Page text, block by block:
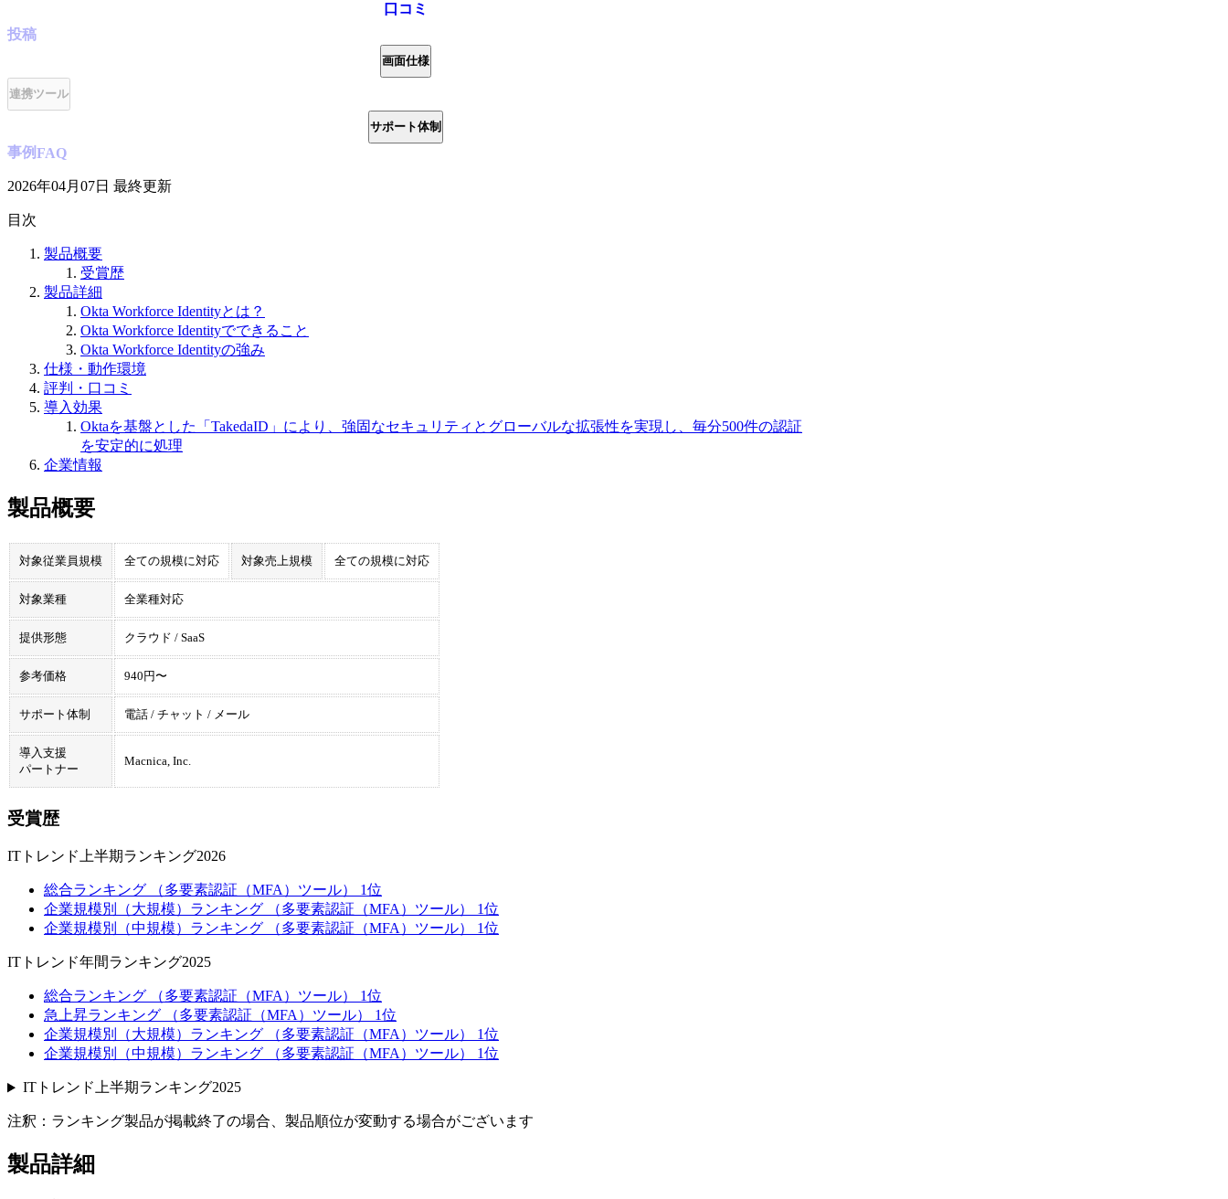
口コミ
投稿
画面仕様
連携ツール
サポート体制
事例FAQ
2026年04月07日 最終更新
目次
製品概要
受賞歴
製品詳細
Okta Workforce Identityとは？
Okta Workforce Identityでできること
Okta Workforce Identityの強み
仕様・動作環境
評判・口コミ
導入効果
Oktaを基盤とした「TakedaID」により、強固なセキュリティとグローバルな拡張性を実現し、毎分500件の認証
を安定的に処理
企業情報
製品概要
対象従業員規模 全ての規模に対応 対象売上規模 全ての規模に対応
対象業種 全業種対応
提供形態 クラウド / SaaS
参考価格 940円〜
サポート体制 電話 / チャット / メール
導入支援
パートナー
Macnica, Inc.
受賞歴
ITトレンド上半期ランキング2026
総合ランキング （多要素認証（MFA）ツール） 1位
企業規模別（大規模）ランキング （多要素認証（MFA）ツール） 1位
企業規模別（中規模）ランキング （多要素認証（MFA）ツール） 1位
ITトレンド年間ランキング2025
総合ランキング （多要素認証（MFA）ツール） 1位
急上昇ランキング （多要素認証（MFA）ツール） 1位
企業規模別（大規模）ランキング （多要素認証（MFA）ツール） 1位
企業規模別（中規模）ランキング （多要素認証（MFA）ツール） 1位
ITトレンド上半期ランキング2025
注釈：ランキング製品が掲載終了の場合、製品順位が変動する場合がございます
製品詳細